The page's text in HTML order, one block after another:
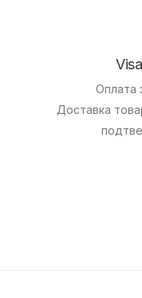
Оплата
Доставка